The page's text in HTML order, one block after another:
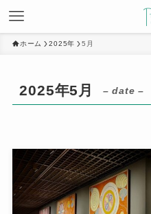
ホーム 2025年 5月
2025年5月 – date –